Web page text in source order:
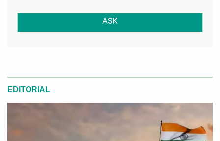
ASK
EDITORIAL